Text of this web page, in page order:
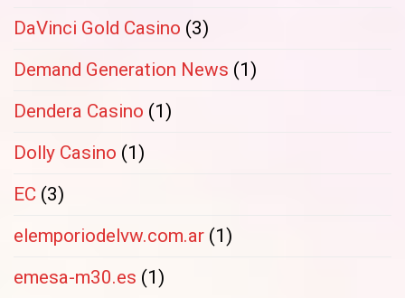
DaVinci Gold Casino (3)
Demand Generation News (1)
Dendera Casino (1)
Dolly Casino (1)
EC (3)
elemporiodelvw.com.ar (1)
emesa-m30.es (1)